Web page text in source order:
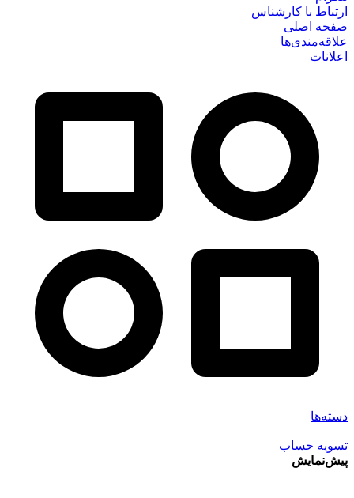
ارتباط با کارشناس
صفحه اصلی
علاقه‌مندی‌ها
اعلانات
دسته‌ها
تسویه حساب
پیش‌نمایش